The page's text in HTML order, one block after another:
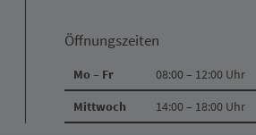
Öffnungszeiten
Mo – Fr
08:00 – 12:00 Uhr
Mittwoch
14:00 – 18:00 Uhr